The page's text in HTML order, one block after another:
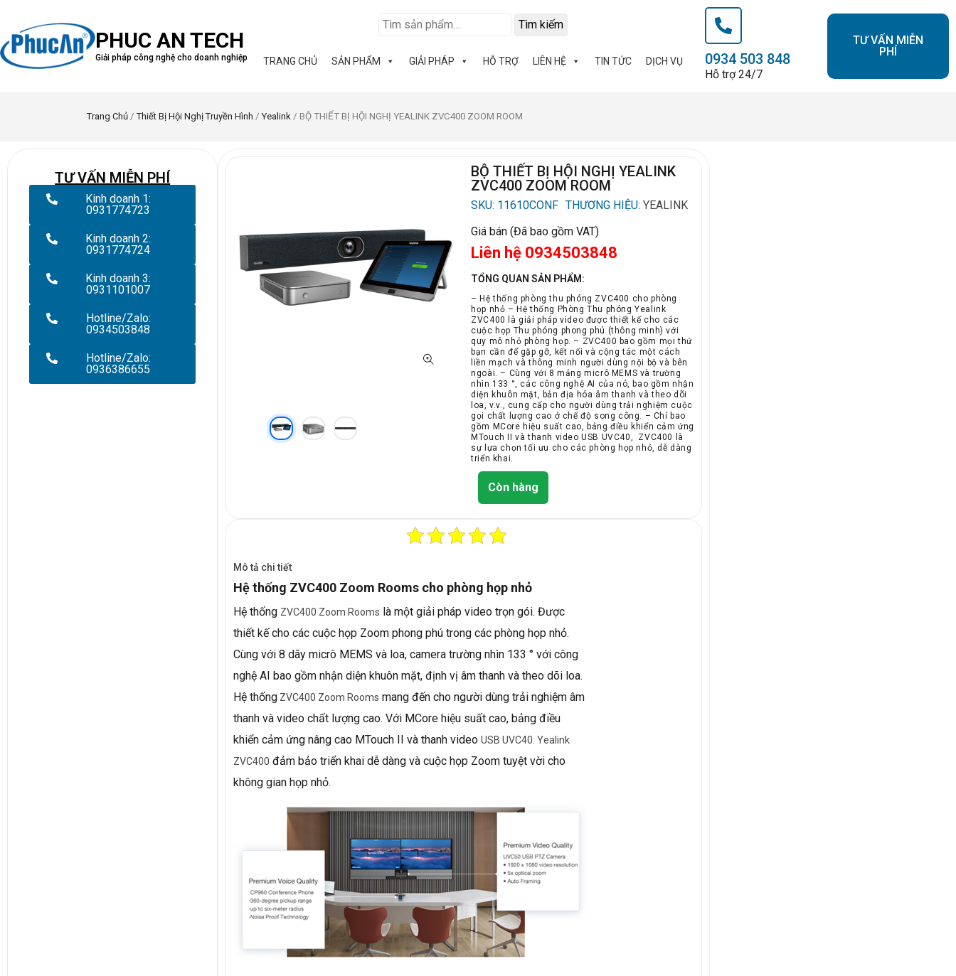
PHUC AN TECH
Giải pháp công nghệ cho doanh nghiệp
Tìm kiếm
TRANG CHỦ SẢN PHẨM GIẢI PHÁP HỖ TRỢ LIÊN HỆ TIN TỨC DỊCH VỤ 0934 503 848
Hỗ trợ 24/7
TƯ VẤN MIỄN
PHÍ
Trang Chủ /Thiết Bị Hội Nghị Truyền Hình /Yealink / BỘ THIẾT BỊ HỘI NGHỊ YEALINK ZVC400 ZOOM ROOM
TƯ VẤN MIỄN PHÍ
Kinh doanh 1:
0931774723
Kinh doanh 2:
0931774724
Kinh doanh 3:
0931101007
Hotline/Zalo:
0934503848
Hotline/Zalo:
0936386655
BỘ THIẾT BỊ HỘI NGHỊ YEALINK
ZVC400 ZOOM ROOM
SKU: 11610CONF THƯƠNG HIỆU:YEALINK
Giá bán (Đã bao gồm VAT)
Liên hệ 0934503848
TỔNG QUAN SẢN PHẨM:
– Hệ thống phòng thu phóng ZVC400 cho phòng
họp nhỏ – Hệ thống Phòng Thu phóng Yealink
ZVC400 là giải pháp video được thiết kế cho các
cuộc họp Thu phóng phong phú (thông minh) với
quy mô nhỏ phòng họp. – ZVC400 bao gồm mọi thứ
bạn cần để gặp gỡ, kết nối và cộng tác một cách
liền mạch và thông minh người dùng nội bộ và bên
ngoài. – Cùng với 8 mảng micrô MEMS và trường
nhìn 133 °, các công nghệ AI của nó, bao gồm nhận
diện khuôn mặt, bản địa hóa âm thanh và theo dõi
loa, v.v., cung cấp cho người dùng trải nghiệm cuộc
gọi chất lượng cao ở chế độ song công. – Chỉ bao
gồm MCore hiệu suất cao, bảng điều khiển cảm ứng
MTouch II và thanh video USB UVC40, ZVC400 là
sự lựa chọn tối ưu cho các phòng họp nhỏ, dễ dàng
triển khai.
Còn hàng
Mô tả chi tiết
Hệ thống ZVC400 Zoom Rooms cho phòng họp nhỏ
Hệ thống ZVC400 Zoom Rooms là một giải pháp video trọn gói. Được
thiết kế cho các cuộc họp Zoom phong phú trong các phòng họp nhỏ.
Cùng với 8 dãy micrô MEMS và loa, camera trường nhìn 133 ° với công
nghệ AI bao gồm nhận diện khuôn mặt, định vị âm thanh và theo dõi loa.
Hệ thống ZVC400 Zoom Rooms mang đến cho người dùng trải nghiệm âm
thanh và video chất lượng cao. Với MCore hiệu suất cao, bảng điều
khiển cảm ứng nâng cao MTouch II và thanh videoUSB UVC40. Yealink
ZVC400 đảm bảo triển khai dễ dàng và cuộc họp Zoom tuyệt vời cho
không gian họp nhỏ.